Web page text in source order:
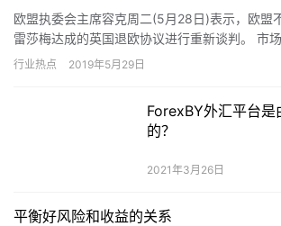
欧盟执委会主席容克周二(5月28日)表示，欧盟
雷莎梅达成的英国退欧协议进行重新谈判。 市
任者可能引发同欧盟的对抗，英国无协议脱欧的
行业热点 2019年5月29日
ForexBY外汇平台是
的？
2021年3月26日
平衡好风险和收益的关系